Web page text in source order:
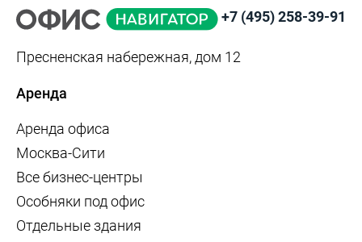
+7 (495) 258-39-91
Пресненская набережная, дом 12
Аренда
Аренда офиса
Москва-Сити
Все бизнес-центры
Особняки под офис
Отдельные здания